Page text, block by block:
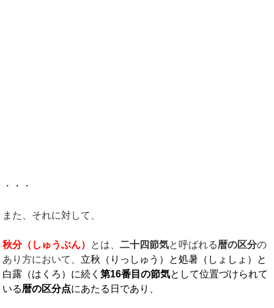
・・・
また、それに対して、
秋分（しゅうぶん） とは、二十四節気と呼ばれる暦の区分の
あり方において、 立秋（りっしゅう）と処暑（しょしょ）と
白露（はくろ）に続く第16番目の節気として位置づけられて
いる暦の区分点にあたる日であり、